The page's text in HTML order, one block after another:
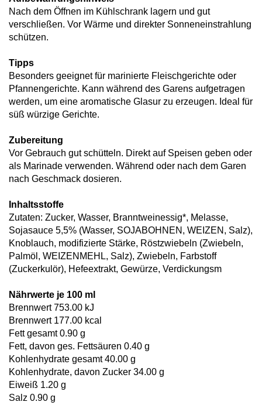
Nach dem Öffnen im Kühlschrank lagern und gut
verschließen. Vor Wärme und direkter Sonneneinstrahlung
schützen.
Tipps
Besonders geeignet für marinierte Fleischgerichte oder
Pfannengerichte. Kann während des Garens aufgetragen
werden, um eine aromatische Glasur zu erzeugen. Ideal für
süß würzige Gerichte.
Zubereitung
Vor Gebrauch gut schütteln. Direkt auf Speisen geben oder
als Marinade verwenden. Während oder nach dem Garen
nach Geschmack dosieren.
Inhaltsstoffe
Zutaten: Zucker, Wasser, Branntweinessig*, Melasse,
Sojasauce 5,5% (Wasser, SOJABOHNEN, WEIZEN, Salz),
Knoblauch, modifizierte Stärke, Röstzwiebeln (Zwiebeln,
Palmöl, WEIZENMEHL, Salz), Zwiebeln, Farbstoff
(Zuckerkulör), Hefeextrakt, Gewürze, Verdickungsm
Nährwerte je 100 ml
Brennwert 753.00 kJ
Brennwert 177.00 kcal
Fett gesamt 0.90 g
Fett, davon ges. Fettsäuren 0.40 g
Kohlenhydrate gesamt 40.00 g
Kohlenhydrate, davon Zucker 34.00 g
Eiweiß 1.20 g
Salz 0.90 g